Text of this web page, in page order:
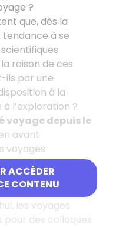
ACCÉDER
CONTENU
?
que, dès la
à se
raison de ces
ils par une
à la
l’exploration ?
voyage depuis le
avant
voyages
les
scientifiques
des
les voyages
pour des colloques